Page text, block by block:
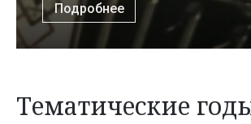
Подробнее
Тематические